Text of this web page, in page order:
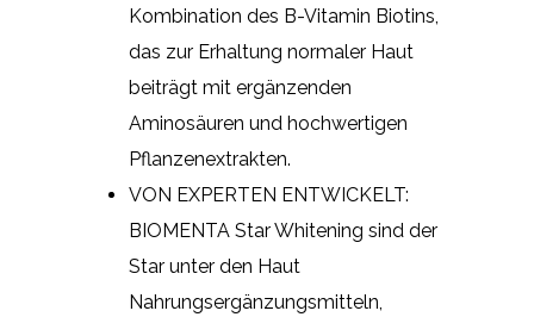
Kombination des B-Vitamin Biotins,
das zur Erhaltung normaler Haut
beiträgt mit ergänzenden
Aminosäuren und hochwertigen
Pflanzenextrakten.
VON EXPERTEN ENTWICKELT:
BIOMENTA Star Whitening sind der
Star unter den Haut
Nahrungsergänzungsmitteln,